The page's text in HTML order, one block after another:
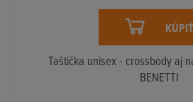
KÚPIŤ
Taštička unisex - crossbody aj
BENETTI